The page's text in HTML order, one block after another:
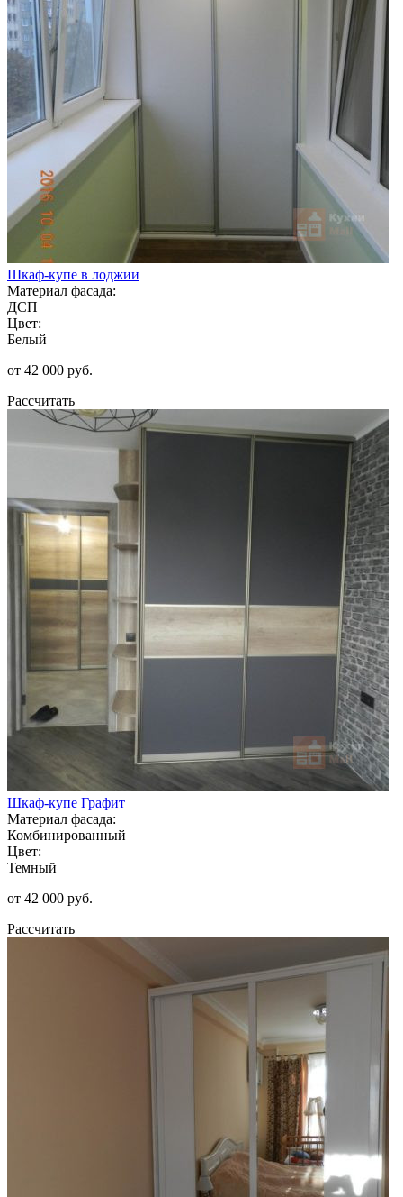
Шкаф-купе в лоджии
Материал фасада:
ДСП
Цвет:
Белый
от 42 000 руб.
Рассчитать
Шкаф-купе Графит
Материал фасада:
Комбинированный
Цвет:
Темный
от 42 000 руб.
Рассчитать